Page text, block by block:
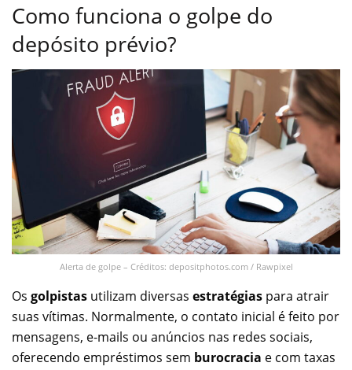
Como funciona o golpe do
depósito prévio?
Alerta de golpe – Créditos: depositphotos.com / Rawpixel
Os golpistas utilizam diversas estratégias para atrair
suas vítimas. Normalmente, o contato inicial é feito por
mensagens, e-mails ou anúncios nas redes sociais,
oferecendo empréstimos sem burocracia e com taxas